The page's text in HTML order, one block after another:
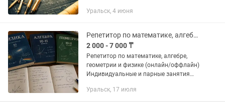
индивидуального онлайн-
абитуриентов со всего...
Уральск, 4 июня
Репетитор по математике, алгебре, геометрии и физике
2 000 - 7 000 ₸
Репетитор по математике, алгебре,
геометрии и физике (онлайн/оффлайн)
Индивидуальные и парные занятия
Мне 19 лет, окончил школу с физико-
Уральск, 17 июля